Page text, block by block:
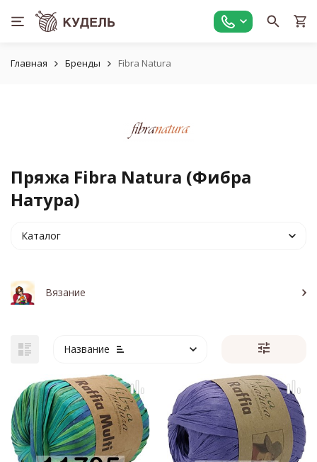
Главная Бренды Fibra Natura
Пряжа Fibra Natura (Фибра
Натура)
Каталог
Вязание
Название